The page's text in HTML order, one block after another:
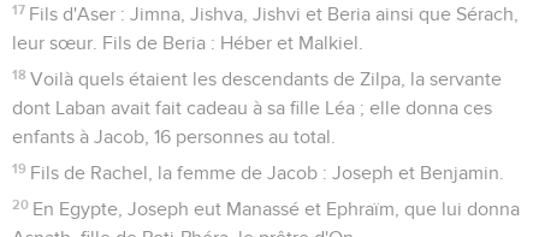
17 Fils d'Aser : Jimna, Jishva, Jishvi et Beria ainsi que Sérach,
leur sœur. Fils de Beria : Héber et Malkiel.
18 Voilà quels étaient les descendants de Zilpa, la servante
dont Laban avait fait cadeau à sa fille Léa ; elle donna ces
enfants à Jacob, 16 personnes au total.
19 Fils de Rachel, la femme de Jacob : Joseph et Benjamin.
20 En Egypte, Joseph eut Manassé et Ephraïm, que lui donna